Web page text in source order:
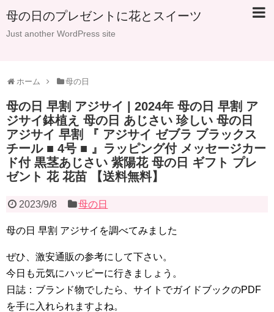
母の日のプレゼントに花とスイーツ
Just another WordPress site
ホーム 母の日
母の日 早割 アジサイ | 2024年 母の日 早割 ア
ジサイ鉢植え 母の日 あじさい 珍しい 母の日
アジサイ 早割 『 アジサイ ゼブラ ブラックス
チール ■ 4号 ■ 』ラッピング付 メッセージカー
ド付 黒茎あじさい 紫陽花 母の日 ギフト プレ
ゼント 花 花苗 【送料無料】
2023/9/8 母の日
母の日 早割 アジサイを調べてみました
ぜひ、激安通販の参考にして下さい。
今日も元気にハッピーに行きましょう。
日誌：ブランド物でしたら、サイトでガイドブックのPDF
を手に入れられますよね。